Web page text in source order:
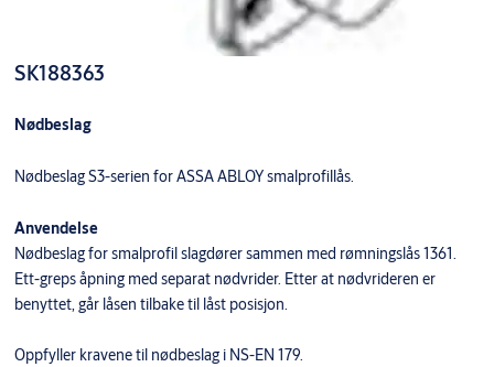
SK188363
Nødbeslag
Nødbeslag S3-serien for ASSA ABLOY smalprofillås.
Anvendelse
Nødbeslag for smalprofil slagdører sammen med rømningslås 1361.
Ett-greps åpning med separat nødvrider. Etter at nødvrideren er
benyttet, går låsen tilbake til låst posisjon.
Oppfyller kravene til nødbeslag i NS-EN 179.